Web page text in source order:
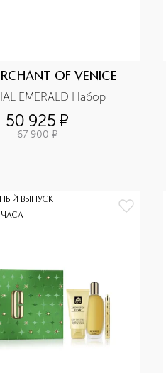
OF VENICE
EMERALD Набор
50 925 ¤
67 900 ¤
ВЫПУСК
ЧАСА